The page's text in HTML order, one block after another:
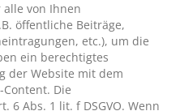
von Ihnen
öffentliche Beiträge,
etc.), um die
ein berechtigtes
der Website mit dem
Die
6 Abs. 1 lit. f DSGVO. Wenn